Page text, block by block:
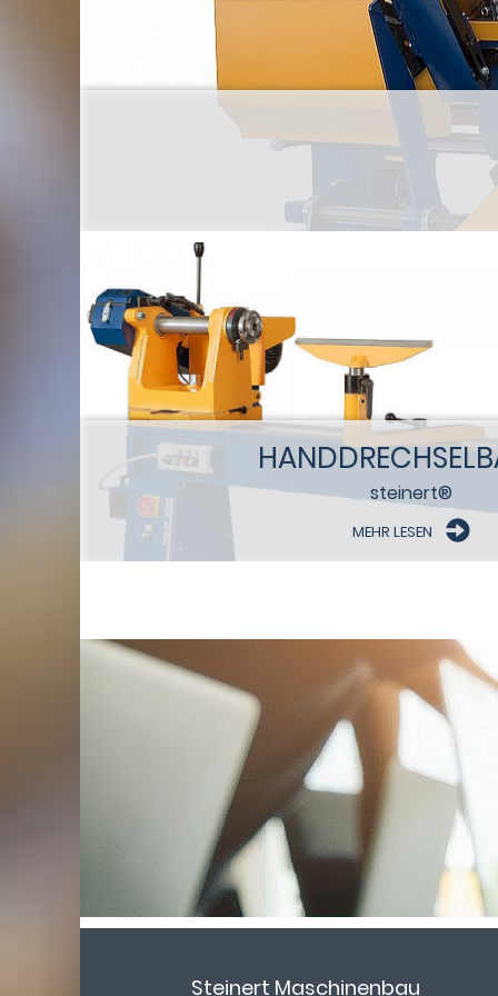
steinert®
MEHR LESEN
Steinert Maschinenbau